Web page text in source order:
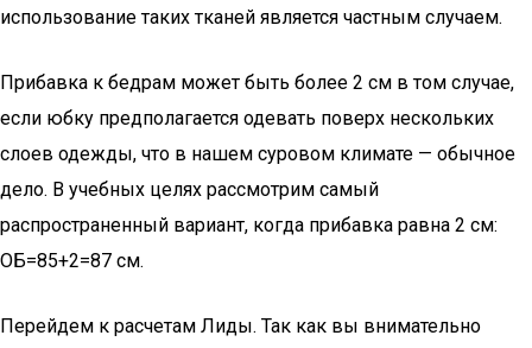
использование таких тканей является частным случаем.
Прибавка к бедрам может быть более 2 см в том случае,
если юбку предполагается одевать поверх нескольких
слоев одежды, что в нашем суровом климате — обычное
дело. В учебных целях рассмотрим самый
распространенный вариант, когда прибавка равна 2 см:
ОБ=85+2=87 см.
Перейдем к расчетам Лиды. Так как вы внимательно